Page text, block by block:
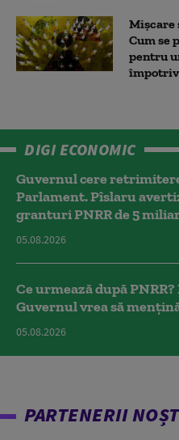
Mișcare
Cum se
pentru
DIGI ECONOMIC
Guvernul cere
Parlament. Pîslaru
granturi PNRR de 5
05.08.2026
Ce urmează după
Guvernul vrea să
05.08.2026
PARTENERII